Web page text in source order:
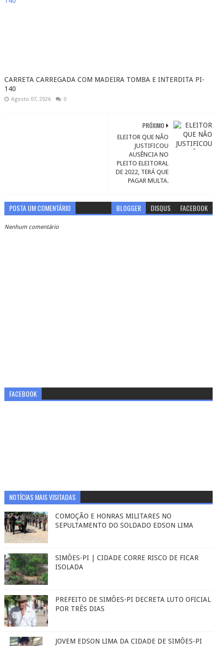
CARRETA CARREGADA COM MADEIRA TOMBA E INTERDITA PI-
140
Agosto 07, 2026 0
PRÓXIMO
ELEITOR QUE NÃO
JUSTIFICOU
AUSÊNCIA NO
PLEITO ELEITORAL
DE 2022, TERÁ QUE
PAGAR MULTA.
POSTA UM COMENTÁRIO BLOGGER DISQUS FACEBOOK
Nenhum comentário
FACEBOOK
NOTÍCIAS MAIS VISITADAS
COMOÇÃO E HONRAS MILITARES NO
SEPULTAMENTO DO SOLDADO EDSON LIMA
SIMÕES-PI | CIDADE CORRE RISCO DE FICAR
ISOLADA
PREFEITO DE SIMÕES-PI DECRETA LUTO OFICIAL
POR TRÊS DIAS
JOVEM EDSON LIMA DA CIDADE DE SIMÕES-PI